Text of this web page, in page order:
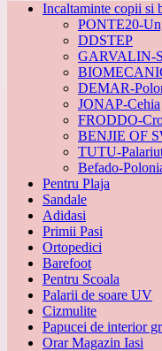
Incaltaminte copii si
PONTE20-
DDSTEP
GARVALIN-
DEMAR-
JONAP-Cehia
FRODDO-
BENJIE OF
TUTU-
Befado-
Pentru Plaja
Sandale
Adidasi
Primii Pasi
Ortopedici
Barefoot
Pentru Scoala
Palarii de soare UV
Cizmulite
Papucei de interior
Orar Magazin Iasi